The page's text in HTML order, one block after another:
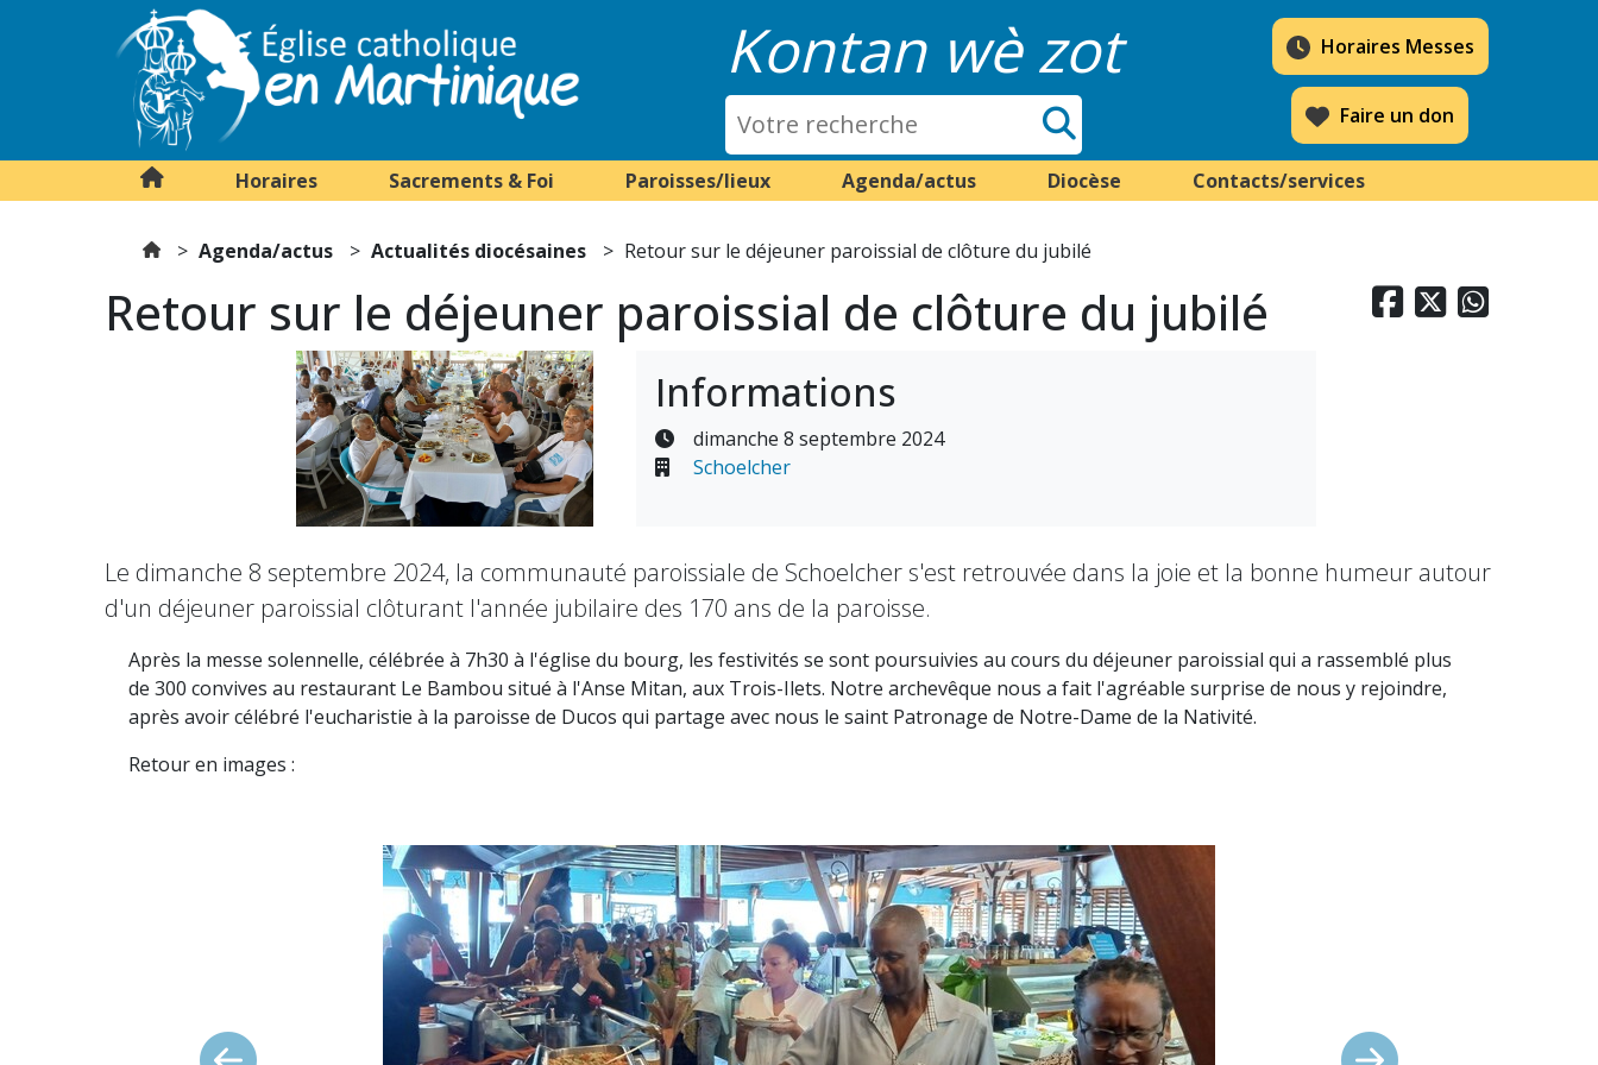
Kontan wè zot Horaires Messes
Faire un don
Horaires Sacrements & Foi Paroisses/lieux Agenda/actus Diocèse Contacts/services
Agenda/actus Actualités diocésaines Retour sur le déjeuner paroissial de clôture du jubilé
  
Retour sur le déjeuner paroissial de clôture du jubilé
Informations
dimanche 8 septembre 2024
Schoelcher
Le dimanche 8 septembre 2024, la communauté paroissiale de Schoelcher s'est retrouvée dans la joie et la bonne humeur autour
d'un déjeuner paroissial clôturant l'année jubilaire des 170 ans de la paroisse.
Après la messe solennelle, célébrée à 7h30 à l'église du bourg, les festivités se sont poursuivies au cours du déjeuner paroissial qui a rassemblé plus
de 300 convives au restaurant Le Bambou situé à l'Anse Mitan, aux Trois-Ilets. Notre archevêque nous a fait l'agréable surprise de nous y rejoindre,
après avoir célébré l'eucharistie à la paroisse de Ducos qui partage avec nous le saint Patronage de Notre-Dame de la Nativité.
Retour en images :